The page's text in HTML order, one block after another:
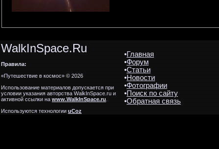
WalkInSpace.Ru
Правила:
«Путешествие в космос» © 2026
Использование материалов допускается при
условии указания авторства WalkInSpace.ru и
активной ссылки наwww.WalkInSpace.ru.
Используются технологииuCoz
•Главная
•Форум
•Статьи
•Новости
•Фотографии
•Поиск по сайту
•Обратная связь